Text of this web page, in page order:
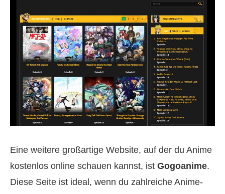
Eine weitere großartige Website, auf der du Anime
kostenlos online schauen kannst, ist Gogoanime.
Diese Seite ist ideal, wenn du zahlreiche Anime-